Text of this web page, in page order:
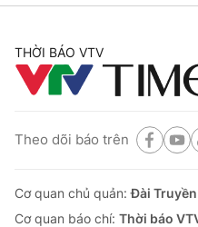
THỜI BÁO VTV
Theo dõi báo trên
Cơ quan chủ quản:Đài
Cơ quan báo chí: Thời báo